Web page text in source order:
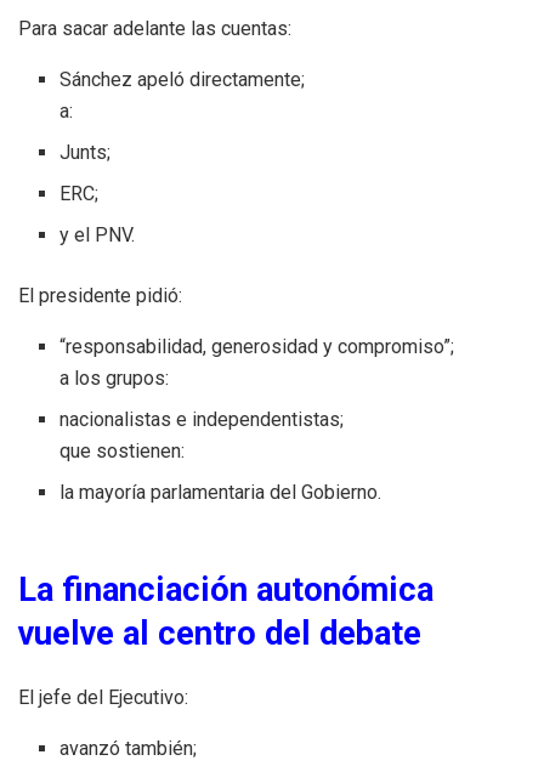
Para sacar adelante las cuentas:
Sánchez apeló directamente;
a:
Junts;
ERC;
y el PNV.
El presidente pidió:
“responsabilidad, generosidad y compromiso”;
a los grupos:
nacionalistas e independentistas;
que sostienen:
la mayoría parlamentaria del Gobierno.
La financiación autonómica
vuelve al centro del debate
El jefe del Ejecutivo:
avanzó también;